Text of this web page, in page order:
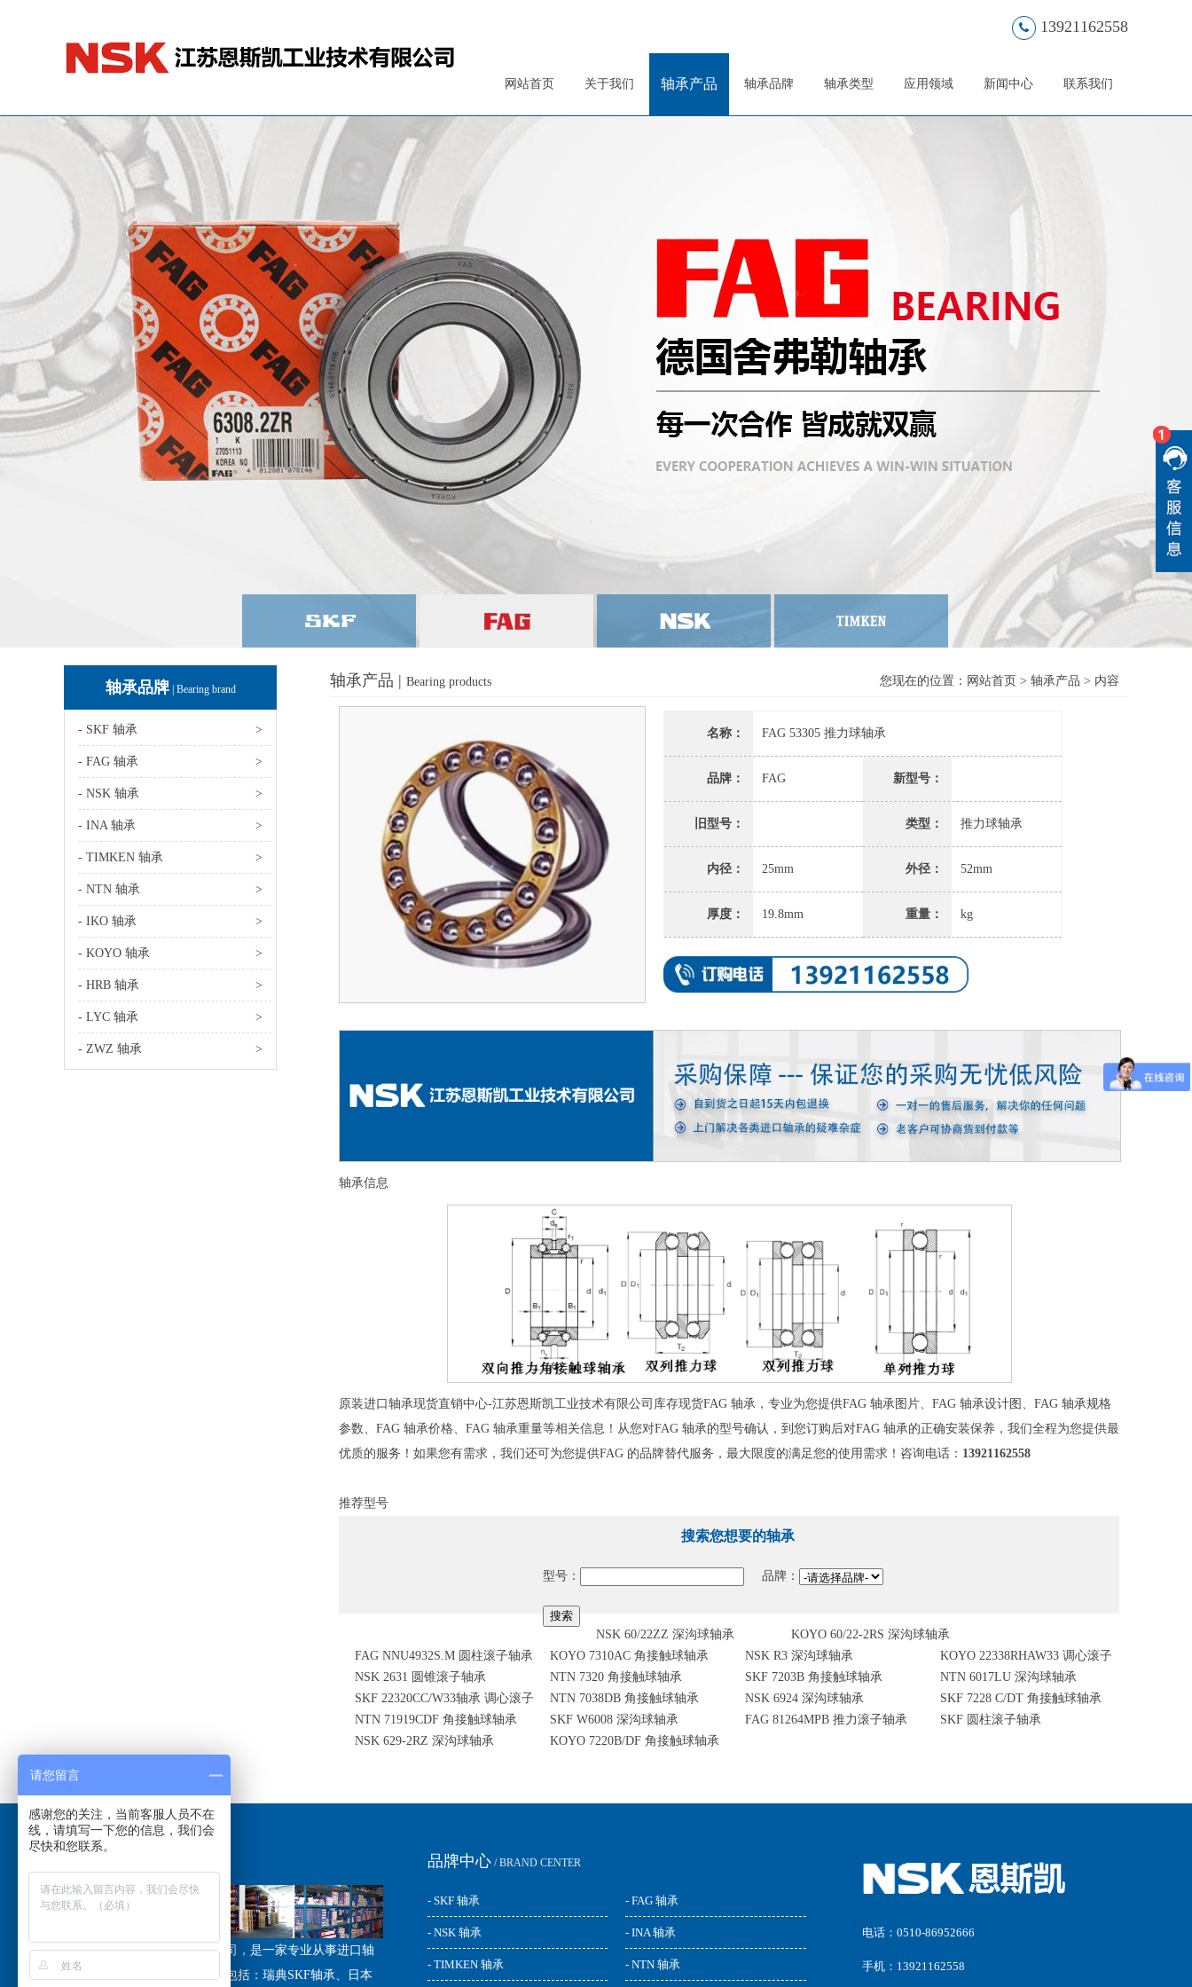
13921162558
网站首页 关于我们 轴承产品 轴承品牌 轴承类型 应用领域 新闻中心 联系我们
轴承品牌| Bearing brand
- SKF 轴承 >
- FAG 轴承 >
- NSK 轴承 >
- INA 轴承 >
- TIMKEN 轴承 >
- NTN 轴承 >
- IKO 轴承 >
- KOYO 轴承 >
- HRB 轴承 >
- LYC 轴承 >
- ZWZ 轴承 >
轴承产品 | Bearing products 您现在的位置： 网站首页 > 轴承产品 > 内容
名称： FAG 53305 推力球轴承
品牌： FAG 新型号：
旧型号： 类型： 推力球轴承
内径： 25mm 外径： 52mm
厚度： 19.8mm 重量： kg
轴承信息
原装进口轴承现货直销中心-江苏恩斯凯工业技术有限公司库存现货FAG 轴承，专业为您提供FAG 轴承图片、FAG 轴承设计图、FAG 轴承规格
参数、FAG 轴承价格、FAG 轴承重量等相关信息！从您对FAG 轴承的型号确认，到您订购后对FAG 轴承的正确安装保养，我们全程为您提供最
优质的服务！如果您有需求，我们还可为您提供FAG 的品牌替代服务，最大限度的满足您的使用需求！咨询电话： 13921162558
推荐型号
搜索您想要的轴承
型号： 品牌：
NSK 60/22ZZ 深沟球轴承
KOYO 60/22-2RS 深沟球轴承
FAG NNU4932S.M 圆柱滚子轴承
KOYO 7310AC 角接触球轴承 NSK R3 深沟球轴承
KOYO 22338RHAW33 调心滚子
轴承
NSK 2631 圆锥滚子轴承 NTN 7320 角接触球轴承 SKF 7203B 角接触球轴承
NTN 6017LU 深沟球轴承
SKF 22320CC/W33轴承 调心滚子
轴承
NTN 7038DB 角接触球轴承 NSK 6924 深沟球轴承
SKF 7228 C/DT 角接触球轴承
NTN 71919CDF 角接触球轴承
SKF W6008 深沟球轴承 FAG 81264MPB 推力滚子轴承
SKF 圆柱滚子轴承
NSK 629-2RZ 深沟球轴承
KOYO 7220B/DF 角接触球轴承
江苏恩斯凯工业技术有限公司，是一家专业从事进口轴
承销售的公司，经营品牌主要包括：瑞典SKF轴承、日本
品牌中心 / BRAND CENTER
- SKF 轴承 - FAG 轴承
- NSK 轴承 - INA 轴承
- TIMKEN 轴承 - NTN 轴承
电话：0510-86952666
手机：13921162558
请您留言
感谢您的关注，当前客服人员不在
线，请填写一下您的信息，我们会
尽快和您联系。